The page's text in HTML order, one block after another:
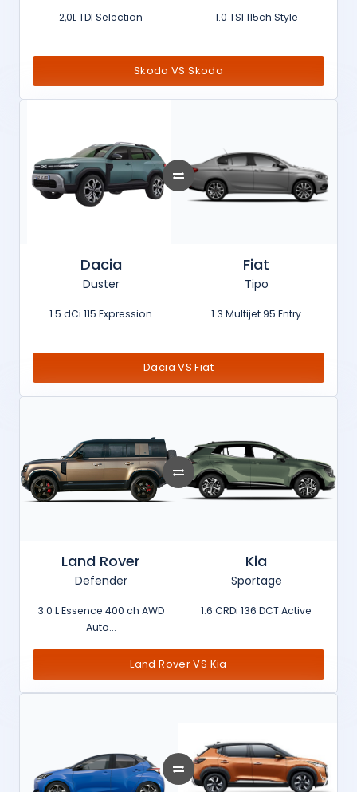
2,0L TDI Selection 1.0 TSI 115ch Style
Skoda VS Skoda
Dacia
Duster
1.5 dCi 115 Expression
Fiat
Tipo
1.3 Multijet 95 Entry
Dacia VS Fiat
Land Rover
Defender
3.0 L Essence 400 ch AWD
Auto...
Kia
Sportage
1.6 CRDi 136 DCT Active
Land Rover VS Kia